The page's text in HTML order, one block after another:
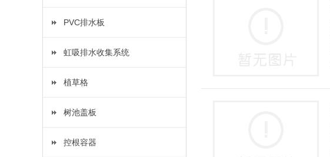
PVC排水板
虹吸排水收集系统
植草格
树池盖板
控根容器